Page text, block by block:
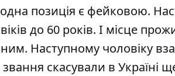
позиція є фейковою.
до 60 років. І місце
Наступному чоловіку
скасували в Україні